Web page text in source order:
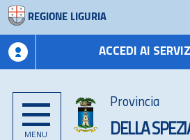
REGIONE LIGURIA
ACCEDI AI
MENU
Provincia
DELLA